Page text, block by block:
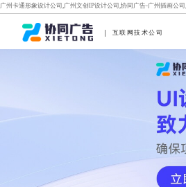
广州卡通形象设计公司,广州文创IP设计公司,协同广告-广州插画公
互联网技术公司